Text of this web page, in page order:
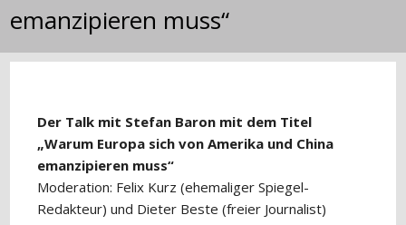
emanzipieren muss“
Der Talk mit Stefan Baron mit dem Titel
„Warum Europa sich von Amerika und China
emanzipieren muss“
Moderation: Felix Kurz (ehemaliger Spiegel-
Redakteur) und Dieter Beste (freier Journalist)